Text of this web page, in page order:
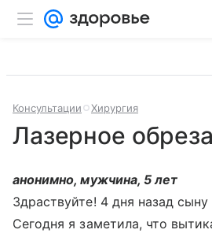
Консультации Хирургия
Лазерное
анонимно, мужчина, 5 лет
Здраствуйте! 4 дня назад
Сегодня я заметила, что